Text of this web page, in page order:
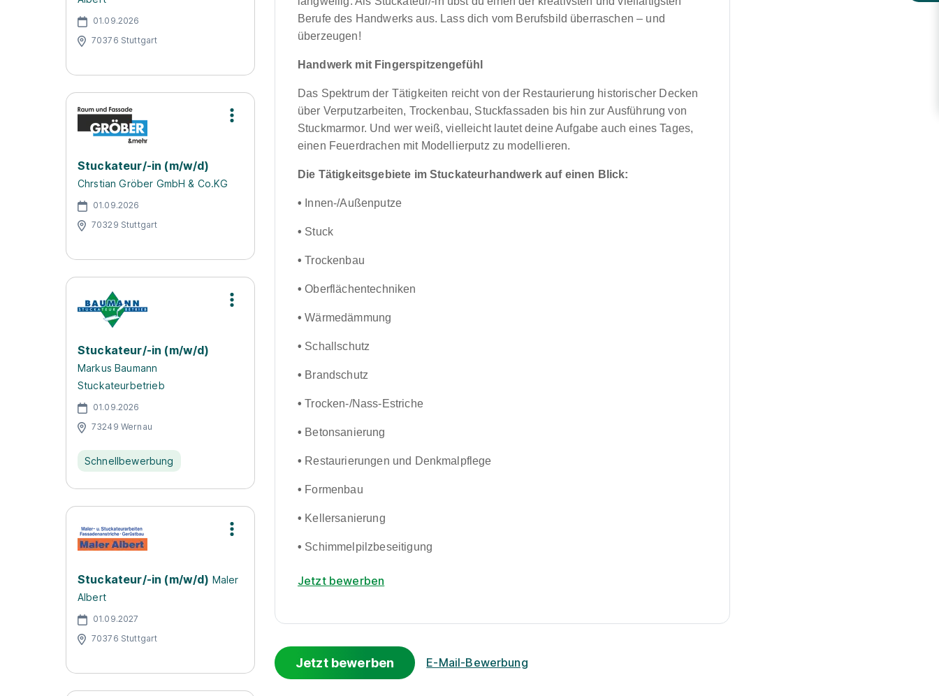
01.09.2026
70376 Stuttgart
Stuckateur/-in (m/w/d)
Chrstian Gröber GmbH & Co.KG
01.09.2026
70329 Stuttgart
Stuckateur/-in (m/w/d)
Markus Baumann
Stuckateurbetrieb
01.09.2026
73249 Wernau
Schnellbewerbung
Stuckateur/-in (m/w/d) Maler
Albert
01.09.2027
70376 Stuttgart
Berufe des Handwerks aus. Lass dich vom Berufsbild überraschen – und
überzeugen!
Handwerk mit Fingerspitzengefühl
Das Spektrum der Tätigkeiten reicht von der Restaurierung historischer Decken
über Verputzarbeiten, Trockenbau, Stuckfassaden bis hin zur Ausführung von
Stuckmarmor. Und wer weiß, vielleicht lautet deine Aufgabe auch eines Tages,
einen Feuerdrachen mit Modellierputz zu modellieren.
Die Tätigkeitsgebiete im Stuckateurhandwerk auf einen Blick:
• Innen-/Außenputze
• Stuck
•Trockenbau
•Oberflächentechniken
•Wärmedämmung
• Schallschutz
• Brandschutz
•Trocken-/Nass-Estriche
• Betonsanierung
• Restaurierungen und Denkmalpflege
• Formenbau
• Kellersanierung
• Schimmelpilzbeseitigung
Jetzt bewerben
Jetzt bewerben E-Mail-Bewerbung